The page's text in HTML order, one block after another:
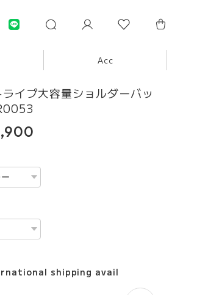
Acc
ライプ大容量ショルダーバッ
shipping avail